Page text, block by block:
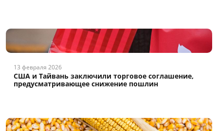
13 февраля 2026
США и Тайвань заключили торговое соглашение,
предусматривающее снижение пошлин